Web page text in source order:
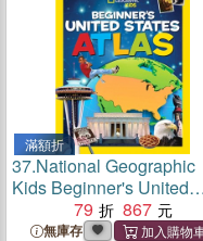
滿額折
37.National Geographic
Kids Beginner's United
States Atlas
79 867
無庫存